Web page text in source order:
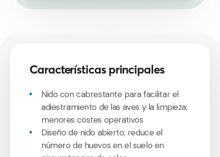
Características principales
Nido con cabrestante para facilitar el
adiestramiento de las aves y la limpieza;
menores costes operativos
Diseño de nido abierto; reduce el
número de huevos en el suelo en